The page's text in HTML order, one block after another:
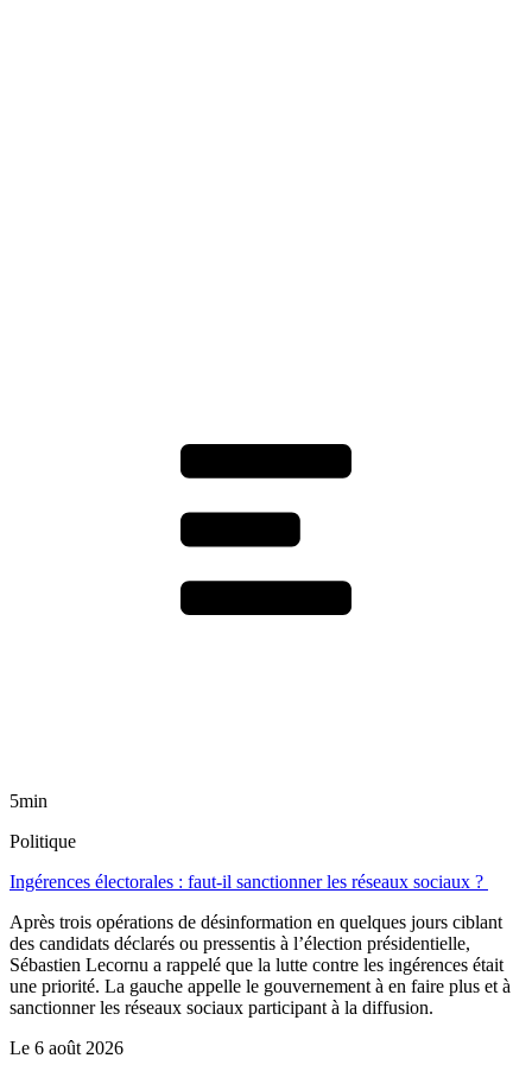
5min
Politique
Ingérences électorales : faut-il sanctionner les réseaux sociaux ?
Après trois opérations de désinformation en quelques jours ciblant
des candidats déclarés ou pressentis à l’élection présidentielle,
Sébastien Lecornu a rappelé que la lutte contre les ingérences était
une priorité. La gauche appelle le gouvernement à en faire plus et à
sanctionner les réseaux sociaux participant à la diffusion.
Le 6 août 2026